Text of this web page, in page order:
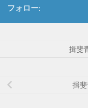
フォロー:
揖斐
揖